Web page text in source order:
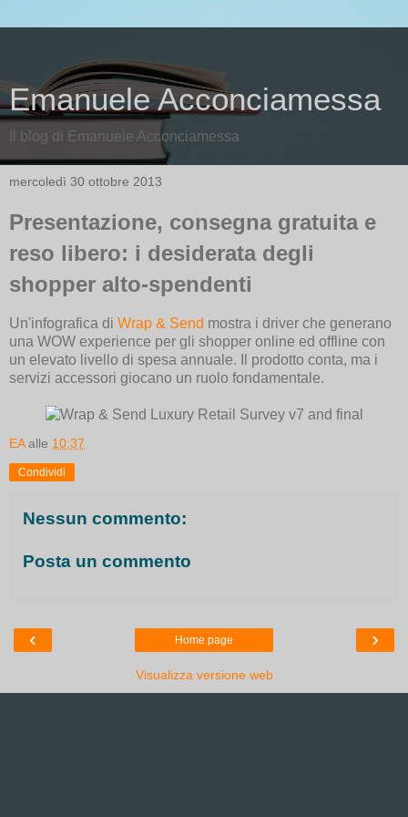
Emanuele Acconciamessa
Il blog di Emanuele Acconciamessa
mercoledì 30 ottobre 2013
Presentazione, consegna gratuita e
reso libero: i desiderata degli
shopper alto-spendenti
Un'infografica di Wrap & Send mostra i driver che generano
una WOW experience per gli shopper online ed offline con
un elevato livello di spesa annuale. Il prodotto conta, ma i
servizi accessori giocano un ruolo fondamentale.
EA alle 10:37
Condividi
Nessun commento:
Posta un commento
‹ ›
Home page
Visualizza versione web